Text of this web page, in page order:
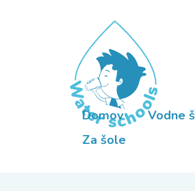
Domov Vodne
Za šole